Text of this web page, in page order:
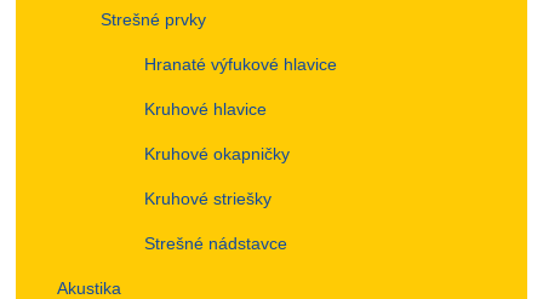
Strešné prvky
Hranaté výfukové hlavice
Kruhové hlavice
Kruhové okapničky
Kruhové striešky
Strešné nádstavce
Akustika